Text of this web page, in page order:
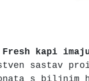
Fresh kapi
sastav
s biljnim